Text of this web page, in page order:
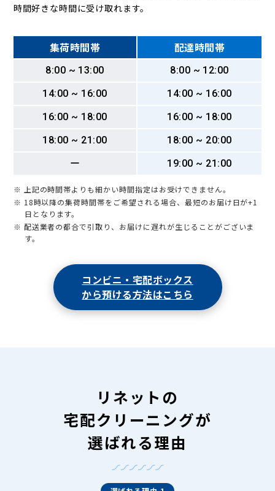
時間好きな時間に受け取れます。
集荷時間帯 配達時間帯
8:00 ~ 13:00
8:00 ~ 12:00
14:00 ~ 16:00
14:00 ~ 16:00
16:00 ~ 18:00
16:00 ~ 18:00
18:00 ~ 21:00
18:00 ~ 20:00
ー
19:00 ~ 21:00
※ 上記の時間帯よりも細かい時間指定はお受けできません。
※ 18時以降の集荷時間帯をご希望される場合、最短のお届け日が+1
日となります。
※ 配送業者の都合で引取り、お届けに遅れが生じることがございま
す。
コンビニ・宅配ボックス
から預ける方法はこちら
リネットの
宅配クリーニングが
選ばれる理由